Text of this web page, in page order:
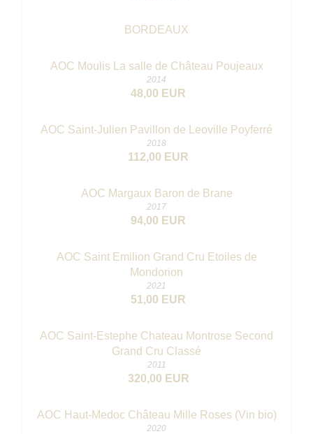
BORDEAUX
AOC Moulis La salle de Château Poujeaux
2014
48,00 EUR
AOC Saint-Julien Pavillon de Leoville Poyferré
2018
112,00 EUR
AOC Margaux Baron de Brane
2017
94,00 EUR
AOC Saint Emilion Grand Cru Etoiles de
Mondorion
2021
51,00 EUR
AOC Saint-Estephe Chateau Montrose Second
Grand Cru Classé
2011
320,00 EUR
AOC Haut-Medoc Château Mille Roses (Vin bio)
2020